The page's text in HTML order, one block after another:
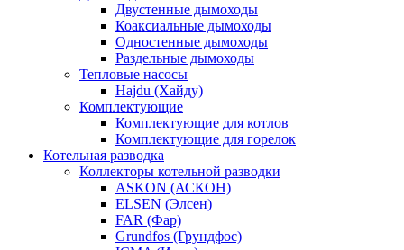
Двустенные дымоходы
Коаксиальные дымоходы
Одностенные дымоходы
Раздельные дымоходы
Тепловые насосы
Hajdu (Хайду)
Комплектующие
Комплектующие для котлов
Комплектующие для горелок
Котельная разводка
Коллекторы котельной разводки
ASKON (АСКОН)
ELSEN (Элсен)
FAR (Фар)
Grundfos (Грундфос)